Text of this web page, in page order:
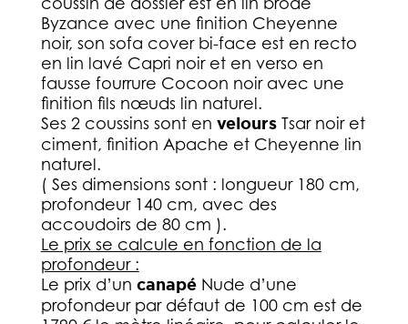
Byzance avec une finition Cheyenne
noir, son sofa cover bi-face est en recto
en lin lavé Capri noir et en verso en
fausse fourrure Cocoon noir avec une
finition fils nœuds lin naturel.
Ses 2 coussins sont en veloursTsar noir et
ciment, finition Apache et Cheyenne lin
naturel.
( Ses dimensions sont : longueur 180 cm,
profondeur 140 cm, avec des
accoudoirs de 80 cm ).
Le prix se calcule en fonction de la
profondeur :
Le prix d’un canapéNude d’une
profondeur par défaut de 100 cm est de